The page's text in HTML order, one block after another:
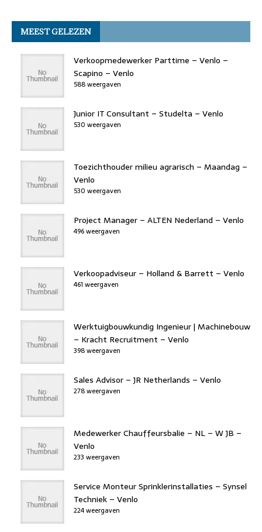
k
c
e
b
o
o
k
it
t
er
k
e
dI
n
st
o
d
o
re
a
d
s
at
s
A
ai
l
MEEST GELEZEN
Verkoopmedewerker Parttime – Venlo –
Scapino – Venlo
588 weergaven
Junior IT Consultant – Studelta – Venlo
530 weergaven
Toezichthouder milieu agrarisch – Maandag –
Venlo
530 weergaven
Project Manager – ALTEN Nederland – Venlo
496 weergaven
Verkoopadviseur – Holland & Barrett – Venlo
461 weergaven
Werktuigbouwkundig Ingenieur | Machinebouw
– Kracht Recruitment – Venlo
398 weergaven
Sales Advisor – JR Netherlands – Venlo
278 weergaven
Medewerker Chauffeursbalie – NL – W JB –
Venlo
233 weergaven
Service Monteur Sprinklerinstallaties – Synsel
Techniek – Venlo
224 weergaven